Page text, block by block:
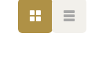
GRILLE LISTE